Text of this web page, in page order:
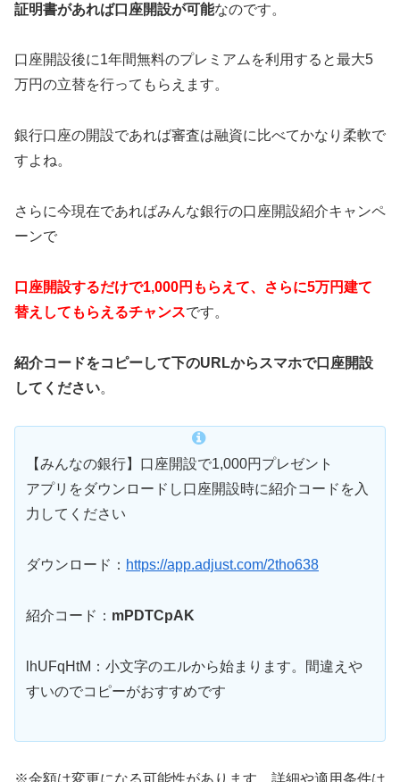
証明書があれば口座開設が可能なのです。
口座開設後に1年間無料のプレミアムを利用すると最大5
万円の立替を行ってもらえます。
銀行口座の開設であれば審査は融資に比べてかなり柔軟で
すよね。
さらに今現在であればみんな銀行の口座開設紹介キャンペ
ーンで
口座開設するだけで1,000円もらえて、さらに5万円建て
替えしてもらえるチャンスです。
紹介コードをコピーして下のURLからスマホで口座開設
してください。
【みんなの銀行】口座開設で1,000円プレゼント
アプリをダウンロードし口座開設時に紹介コードを入
力してください
ダウンロード： https://app.adjust.com/2tho638
紹介コード： mPDTCpAK
lhUFqHtM：小文字のエルから始まります。間違えや
すいのでコピーがおすすめです